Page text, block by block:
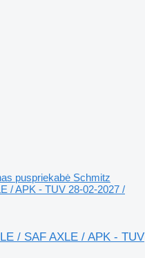
puspriekabė Schmitz
/ APK - TUV 28-02-2027 /
/ SAF AXLE / APK - TUV